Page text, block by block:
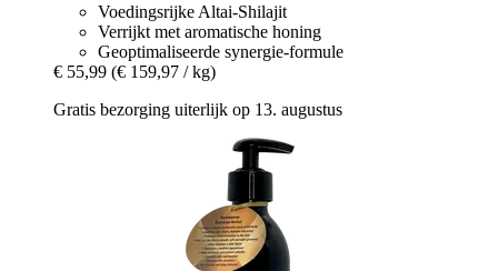
Voedingsrijke Altai-Shilajit
Verrijkt met aromatische honing
Geoptimaliseerde synergie-formule
€ 55,99 (€ 159,97 / kg)
Gratis bezorging uiterlijk op 13. augustus